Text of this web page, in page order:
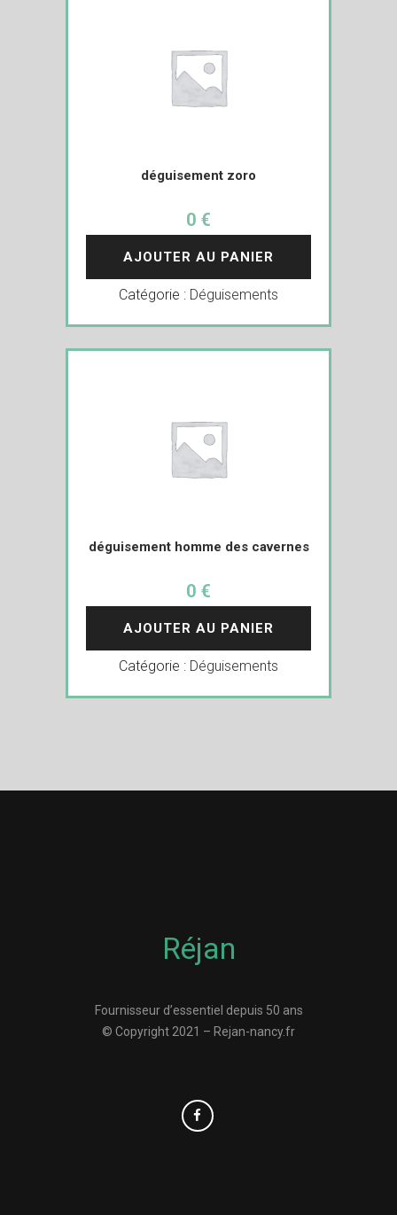
déguisement zoro
0 €
AJOUTER AU PANIER
Catégorie : Déguisements
déguisement homme des cavernes
0 €
AJOUTER AU PANIER
Catégorie : Déguisements
Réjan
Fournisseur d’essentiel depuis 50 ans
© Copyright 2021 – Rejan-nancy.fr